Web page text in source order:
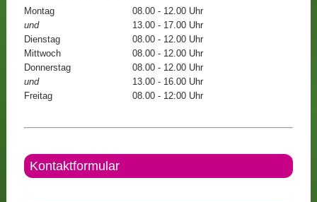
Montag
08.00 - 12.00 Uhr
und
13.00 - 17.00 Uhr
Dienstag
08.00 - 12.00 Uhr
Mittwoch
08.00 - 12.00 Uhr
Donnerstag
08.00 - 12.00 Uhr
und
13.00 - 16.00 Uhr
Freitag
08.00 - 12:00 Uhr
Kontaktformular